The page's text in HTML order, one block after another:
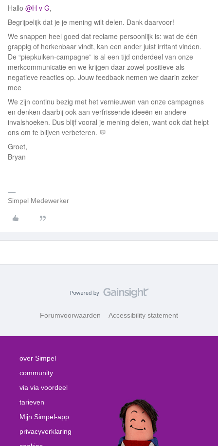
Hallo ​ @H v G,
Begrijpelijk dat je je mening wilt delen. Dank daarvoor!
We snappen heel goed dat reclame persoonlijk is: wat de één
grappig of herkenbaar vindt, kan een ander juist irritant vinden.
De “piepkuiken-campagne” is al een tijd onderdeel van onze
merkcommunicatie en we krijgen daar zowel positieve als
negatieve reacties op. Jouw feedback nemen we daarin zeker
mee
We zijn continu bezig met het vernieuwen van onze campagnes
en denken daarbij ook aan verfrissende ideeën en andere
invalshoeken. Dus blijf vooral je mening delen, want ook dat helpt
ons om te blijven verbeteren. 💬
Groet,
Bryan
Simpel Medewerker
Forumvoorwaarden Accessibility statement
over Simpel
community
via via voordeel
tarieven
Mijn Simpel-app
privacyverklaring